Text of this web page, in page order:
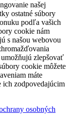
našej
ostatné súbory
podľa vašich
cookie nám
s našou webovou
zlepšovať
cookie môžete
máte
ich zodpovedajúcim
osobných